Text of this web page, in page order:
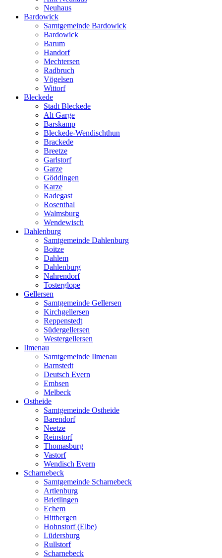
Neuhaus
Bardowick
Samtgemeinde Bardowick
Bardowick
Barum
Handorf
Mechtersen
Radbruch
Vögelsen
Wittorf
Bleckede
Stadt Bleckede
Alt Garge
Barskamp
Bleckede-Wendischthun
Brackede
Breetze
Garlstorf
Garze
Göddingen
Karze
Radegast
Rosenthal
Walmsburg
Wendewisch
Dahlenburg
Samtgemeinde Dahlenburg
Boitze
Dahlem
Dahlenburg
Nahrendorf
Tosterglope
Gellersen
Samtgemeinde Gellersen
Kirchgellersen
Reppenstedt
Südergellersen
Westergellersen
Ilmenau
Samtgemeinde Ilmenau
Barnstedt
Deutsch Evern
Embsen
Melbeck
Ostheide
Samtgemeinde Ostheide
Barendorf
Neetze
Reinstorf
Thomasburg
Vastorf
Wendisch Evern
Scharnebeck
Samtgemeinde Scharnebeck
Artlenburg
Brietlingen
Echem
Hittbergen
Hohnstorf (Elbe)
Lüdersburg
Rullstorf
Scharnebeck